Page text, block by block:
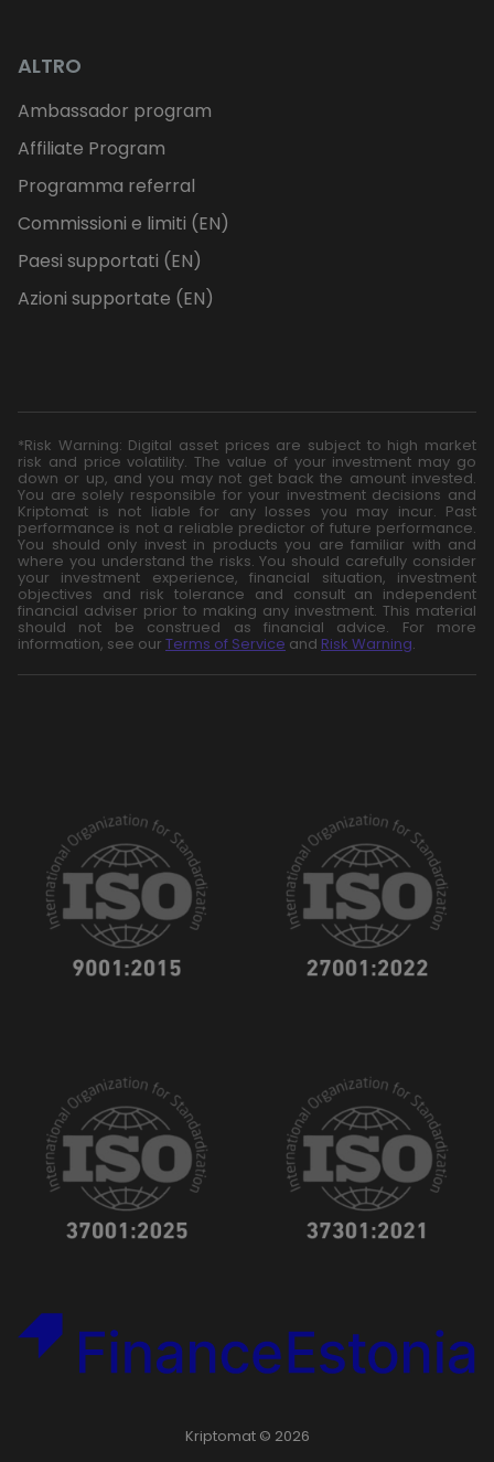
ALTRO
Ambassador program
Affiliate Program
Programma referral
Commissioni e limiti (EN)
Paesi supportati (EN)
Azioni supportate (EN)
*Risk Warning: Digital asset prices are subject to high market
risk and price volatility. The value of your investment may go
down or up, and you may not get back the amount invested.
You are solely responsible for your investment decisions and
Kriptomat is not liable for any losses you may incur. Past
performance is not a reliable predictor of future performance.
You should only invest in products you are familiar with and
where you understand the risks. You should carefully consider
your investment experience, financial situation, investment
objectives and risk tolerance and consult an independent
financial adviser prior to making any investment. This material
should not be construed as financial advice. For more
information, see our Terms of Service and Risk Warning.
Kriptomat © 2026